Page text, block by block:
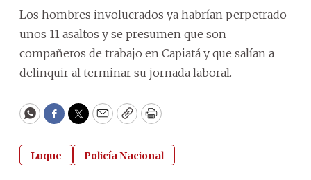
Los hombres involucrados ya habrían perpetrado
unos 11 asaltos y se presumen que son
compañeros de trabajo en Capiatá y que salían a
delinquir al terminar su jornada laboral.
WhatsApp
Facebook
Twitter
EmailCopyPrint
Luque Policía Nacional